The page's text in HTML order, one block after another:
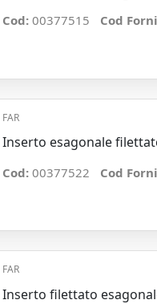
Cod: 00377515 Cod
FAR
Inserto esagonale
Cod: 00377522 Cod
FAR
Inserto filettato